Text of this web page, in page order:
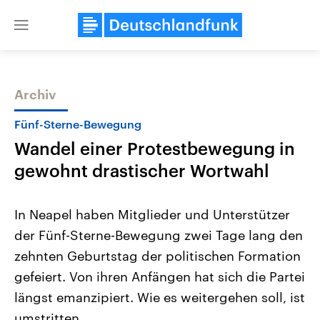
Close
Themen
Landtagswahl Sachsen-Anhalt
2026
Alle Informationen
Sachsen-Anhalt wählt am 6.
September 2026 einen neuen
Landtag. Seit 2021 wird das
Bundesland von einer Koalition aus
USA
Aktuelle Beiträge,
Hintergründe
Wirtschaftlich und
gehören die Vereinigten
den mächtigsten Ländern
Archiv
Fünf-Sterne-Bewegung
Wandel einer Protestbewegung in
gewohnt drastischer Wortwahl
In Neapel haben Mitglieder und Unterstützer
der Fünf-Sterne-Bewegung zwei Tage lang den
zehnten Geburtstag der politischen Formation
gefeiert. Von ihren Anfängen hat sich die Partei
längst emanzipiert. Wie es weitergehen soll, ist